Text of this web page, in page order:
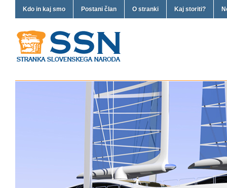
Kdo in kaj smo Postani član O stranki Kaj storiti?